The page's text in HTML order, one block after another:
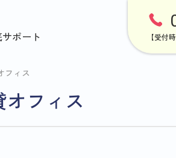
ポート 【受付
フィス
フィス